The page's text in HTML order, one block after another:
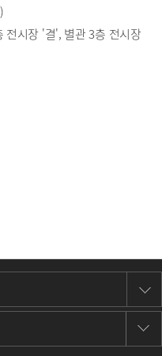
전시장 '결', 별관 3층 전시장